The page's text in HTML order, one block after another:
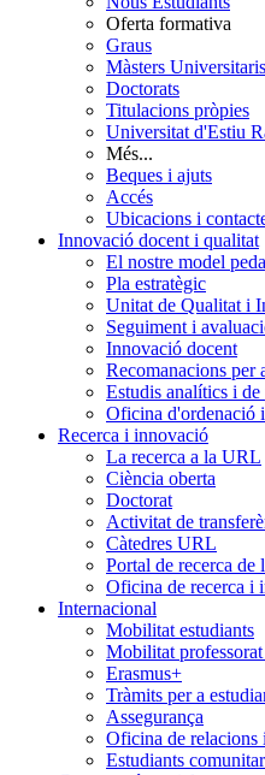
Oferta formativa
Graus
Màsters Universitaris
Doctorats
Titulacions pròpies
Universitat d'Estiu
Més...
Beques i ajuts
Accés
Ubicacions i
Innovació docent i qualitat
El nostre model
Pla estratègic
Unitat de Qualitat i
Seguiment i
Innovació docent
Recomanacions per
Estudis analítics i
Oficina d'ordenació
Recerca i innovació
La recerca a la URL
Ciència oberta
Doctorat
Activitat de
Càtedres URL
Portal de recerca de
Oficina de recerca i
Internacional
Mobilitat estudiants
Mobilitat
Erasmus+
Tràmits per a
Assegurança
Oficina de relacions
Estudiants